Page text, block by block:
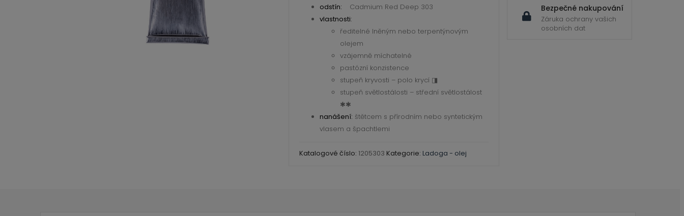
Bezpečné nakupování
Záruka ochrany vašich
osobních dat
Red
Deep
odstín:
Cadmium Red Deep 303
vlastnosti:
ředitelné lněným nebo terpentýnovým
olejem
vzájemně míchatelné
pastózní konzistence
stupeň kryvosti – polo krycí ◨
stupeň světlostálosti – střední světlostálost
✱✱
nanášení: štětcem s přírodním nebo syntetickým
vlasem a špachtlemi
Katalogové číslo: 1205303 Kategorie: Ladoga - olej